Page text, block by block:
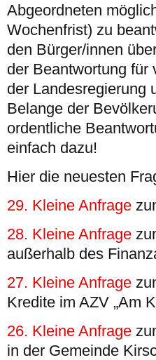
Abgeordneten
Wochenfrist) zu
den Bürger/innen
der Beantwortung für
der Landesregierung
Belange der
ordentliche
einfach dazu!
Hier die neuesten
29. Kleine Anfrage
28. Kleine Anfrage
außerhalb des
27. Kleine Anfrage
Kredite im AZV „Am
26. Kleine Anfrage
in der Gemeinde